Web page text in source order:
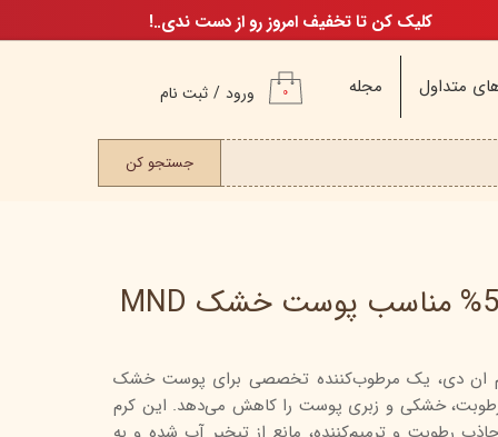
متداول مجله ورود / ثبت نام
تغییر گذر واژه
کاربری
۰
جستجو کن
کلیک کن تا تخفیف امروز رو از دست ندی..!
حاوی 5% اوره ام ان دی، یک مرطوب‌کننده تخصصی برای پوست خشک
خشکی و زبری پوست را کاهش می‌دهد. این کرم